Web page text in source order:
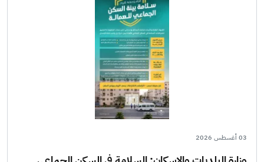
03 أغسطس 2026